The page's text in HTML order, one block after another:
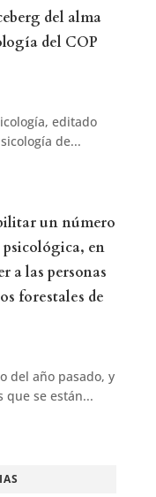
del alma
del COP
editado
de...
un número
en
a las personas
forestales de
del año pasado, y
que se están...